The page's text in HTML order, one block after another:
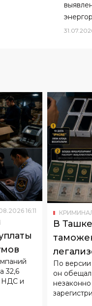
31.07.
.2026 16:11
32,6
НДС и
В
По версии
он